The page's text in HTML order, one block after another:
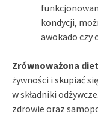
kondycji,
awokado czy
Zrównoważona
żywności i skupiać
w składniki
zdrowie oraz